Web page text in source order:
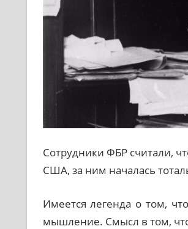
Сотрудники ФБР считали,
США, за ним началась
Имеется легенда о том,
мышление. Смысл в том,